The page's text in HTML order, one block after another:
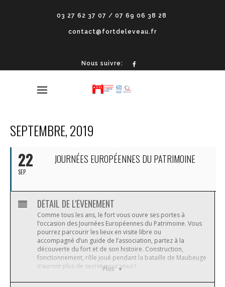
03 27 62 37 07 / 07 69 06 38 28
contact@fortdeleveau.fr
Nous suivre:
SEPTEMBRE, 2019
22
SEP
JOURNÉES EUROPÉENNES DU PATRIMOINE
Plus
DÉTAIL DE L'ÉVENEMENT
Comme tous les ans, le fort vous ouvre ses portes à
l’occasion des Journées Européennes du Patrimoine. Vous
pourrez parcourir les lieux en visite libre ou
accompagné d’un guide de l’association, partez à la
découverte du fort et de son histoire. Construction,
fonctionnement, rôle joué pendant la bataille de Maubeuge
n’auront plus de secret pour vous !